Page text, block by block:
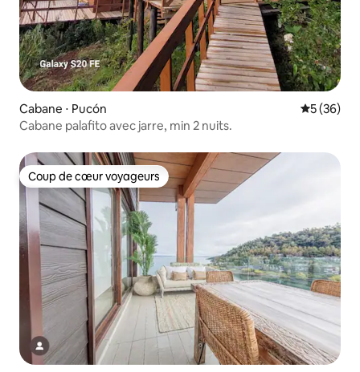
Cabane ⋅ Pucón
5 (36)
Cabane palafito avec jarre, min 2 nuits.
Coup de cœur voyageurs
Coup de cœur voyageurs